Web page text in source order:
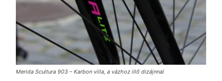
Merida Scultura 903 – Karbon villa, a vázhoz illő dizájnnal